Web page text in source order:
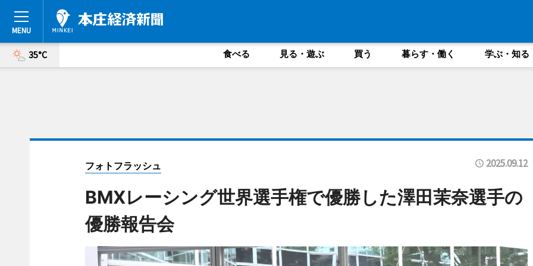
35°C 食べる 見る・遊ぶ 買う 暮らす・働く 学ぶ・知る
フォトフラッシュ 2025.09.12
BMXレーシング世界選手権で優勝した澤田茉奈選手の
優勝報告会